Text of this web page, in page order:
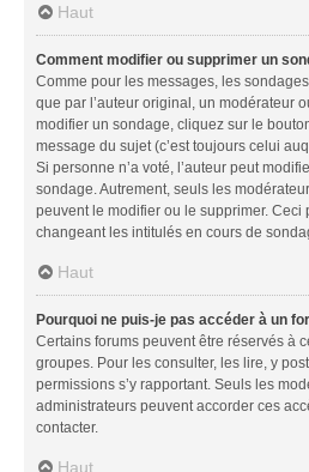
Haut
Comment modifier ou supprimer un
Comme pour les messages, les
que par l’auteur original, un modérateur
modifier un sondage, cliquez sur le
message du sujet (c’est toujours celui
Si personne n’a voté, l’auteur peut
sondage. Autrement, seuls les
peuvent le modifier ou le supprimer. Ceci
changeant les intitulés en cours de
Haut
Pourquoi ne puis-je pas accéder à un
Certains forums peuvent être réservés à
groupes. Pour les consulter, les lire, y
permissions s’y rapportant. Seuls les
administrateurs peuvent accorder ces
contacter.
Haut